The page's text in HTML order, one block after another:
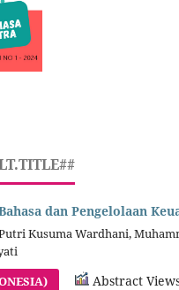
dan Pengelolaan
Kusuma Wardhani,
Abstract